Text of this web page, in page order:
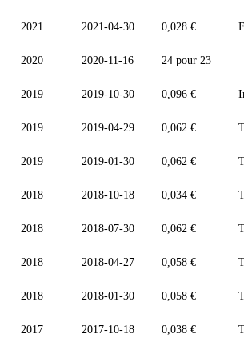
2021 2021-04-30 0,028 €
2020 2020-11-16 24 pour 23
2019 2019-10-30 0,096 €
2019 2019-04-29 0,062 €
2019 2019-01-30 0,062 €
2018 2018-10-18 0,034 €
2018 2018-07-30 0,062 €
2018 2018-04-27 0,058 €
2018 2018-01-30 0,058 €
2017 2017-10-18 0,038 €